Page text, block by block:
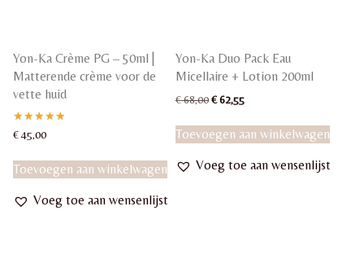
Yon-Ka Crème PG – 50ml |
Matterende crème voor de
vette huid
Gewaardeerd
5.00
€45,00
Toevoegen aan winkelwagen
Voeg toe aan wensenlijst
Yon-Ka Duo Pack Eau
Micellaire + Lotion 200ml
€68,00 Oorspronkelijke
was:
€ 68,00.
€62,55Huidige
is:
€ 62,55.
Toevoegen aan winkelwagen
Voeg toe aan wensenlijst